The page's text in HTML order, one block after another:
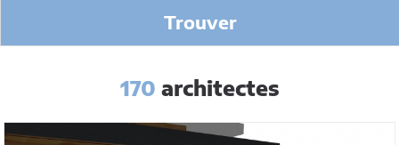
Trouver
170 architectes